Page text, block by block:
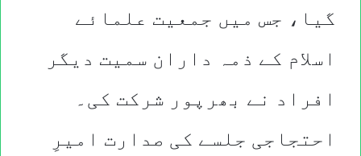
گیا، جس میں جمعیت علمائے
اسلام کے ذمہ داران سمیت دیگر
افراد نے بھرپور شرکت کی۔
احتجاجی جلسے کی صدارت امیرِ